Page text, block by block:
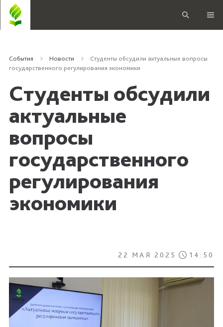
События Новости
Студенты обсудили актуальные вопросы
государственного регулирования экономики
Студенты обсудили
актуальные
вопросы
государственного
регулирования
экономики
22 МАЯ 2025 14:50